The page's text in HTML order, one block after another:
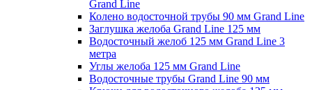
Grand Line
Колено водосточной трубы 90 мм Grand Line
Заглушка желоба Grand Line 125 мм
Водосточный желоб 125 мм Grand Line 3
метра
Углы желоба 125 мм Grand Line
Водосточные трубы Grand Line 90 мм